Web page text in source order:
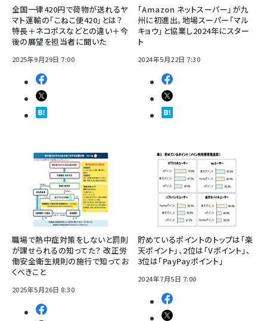
全国一律420円で荷物が送れるヤ
マト運輸の「こねこ便420」とは？
特長＋ネコポスなどとの違い＋今
後の展望を担当者に聞いた
2025年9月29日 7:00
「Amazon ネットスーパー」が九
州に初進出。地場スーパー「マル
キョウ」と協業し2024年にスター
ト
2024年5月22日 7:30
職場で熱中症対策をしないと罰則
が課せられるの知ってた？ 改正労
働安全衛生規則の施行で知ってお
くべきこと
2025年5月26日 8:30
貯めているポイントのトップは「楽
天ポイント」、2位は「Vポイント」、
3位は「PayPayポイント」
2024年7月5日 7:00